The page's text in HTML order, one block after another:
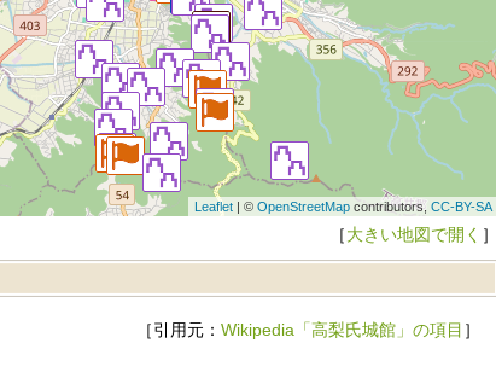
Leaflet| © OpenStreetMapcontributors, CC-BY-SA
［大きい地図で開く ］
［引用元： Wikipedia「高梨氏城館」の項目 ］